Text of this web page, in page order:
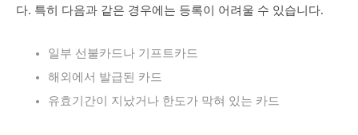
다. 특히 다음과 같은 경우에는 등록이 어려울 수 있습니다.
일부 선불카드나 기프트카드
해외에서 발급된 카드
유효기간이 지났거나 한도가 막혀 있는 카드